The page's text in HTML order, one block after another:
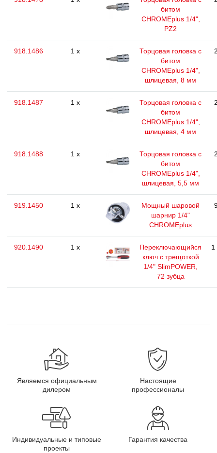
битом
CHROMEplus 1/4",
РZ2
918.1486 1 x
Торцовая головка с
битом
CHROMEplus 1/4",
шлицевая, 8 мм
918.1487 1 x
Торцовая головка с
битом
CHROMEplus 1/4",
шлицевая, 4 мм
918.1488 1 x
Торцовая головка с
битом
CHROMEplus 1/4",
шлицевая, 5,5 мм
919.1450 1 x
Мощный шаровой
шарнир 1/4"
CHROMEplus
920.1490 1 x
Переключающийся
ключ с трещоткой
1/4" SlimPOWER,
72 зубца
1
Являемся официальным
дилером
Настоящие
профессионалы
Индивидуальные и типовые
проекты
Гарантия качества